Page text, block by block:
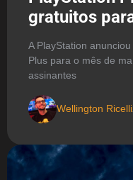
gratuitos
A PlayStation
Plus para o mês de
assinantes
Wellington Ricelli